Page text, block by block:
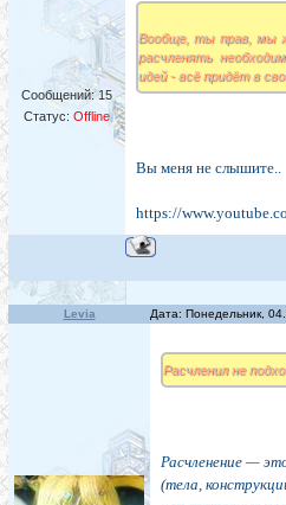
Сообщений:15
Статус: Offline
Вообще, ты прав, мы
расчленять
идей - всё придёт в
Вы меня не слышите..
https://
Levia Дата: Понедельник,
Расчленил не
Расчленение —
(тела,